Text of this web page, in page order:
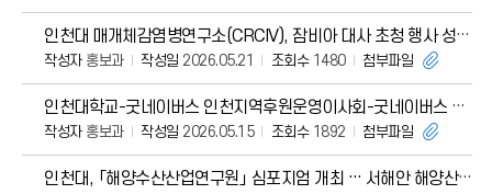
인천대 매개체감염병연구소(CRCIV), 잠비아 대사 초청 행사 성료... AI 기반 말라리
작성자홍보과 작성일 2026.05.21 조회수1480 첨부파일
인천대학교-굿네이버스 인천지역후원운영이사회-굿네이버스 인천사업본부, 지역사회 기여 및 학생
작성자홍보과 작성일 2026.05.15 조회수1892 첨부파일
인천대, 「해양수산산업연구원」 심포지엄 개최 … 서해안 해양산업 발전방향 논의